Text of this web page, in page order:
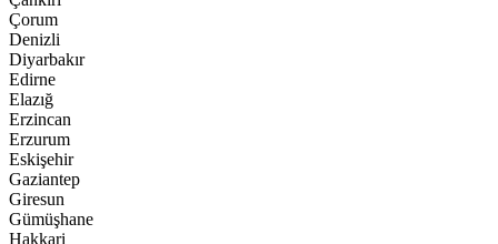
Çorum
Denizli
Diyarbakır
Edirne
Elazığ
Erzincan
Erzurum
Eskişehir
Gaziantep
Giresun
Gümüşhane
Hakkari